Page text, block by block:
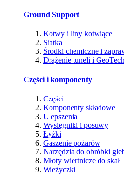
Ground Support
Kotwy i liny kotwiące
Siatka
Środki chemiczne i
Drążenie tuneli i GeoTech
Części i komponenty
Części
Komponenty składowe
Ulepszenia
Wysięgniki i posuwy
Łyżki
Gaszenie pożarów
Narzędzia do obróbki
Młoty wiertnicze do skał
Wieżyczki